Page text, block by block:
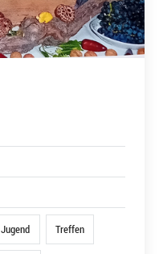
Jugend Treffen